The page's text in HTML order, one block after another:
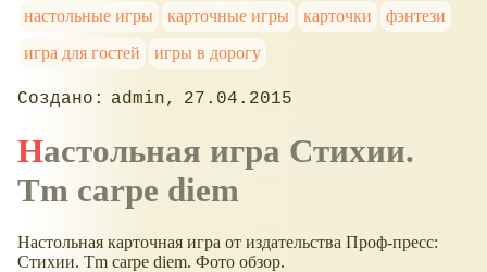
настольные игры
карточные игры карточки
фэнтези
игра для гостей
игры в дорогу
admin 27.04.2015
Настольная игра Стихии.
Tm carpe diem
Настольная карточная игра от издательства Проф-пресс:
Стихии. Tm carpe diem. Фото обзор.